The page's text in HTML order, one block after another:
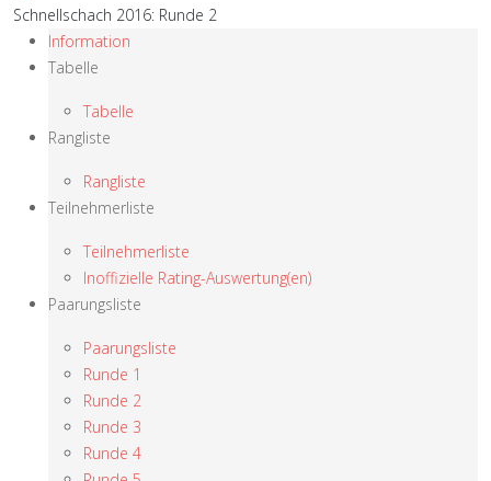
Schnellschach 2016: Runde 2
Information
Tabelle
Tabelle
Rangliste
Rangliste
Teilnehmerliste
Teilnehmerliste
Inoffizielle Rating-Auswertung(en)
Paarungsliste
Paarungsliste
Runde 1
Runde 2
Runde 3
Runde 4